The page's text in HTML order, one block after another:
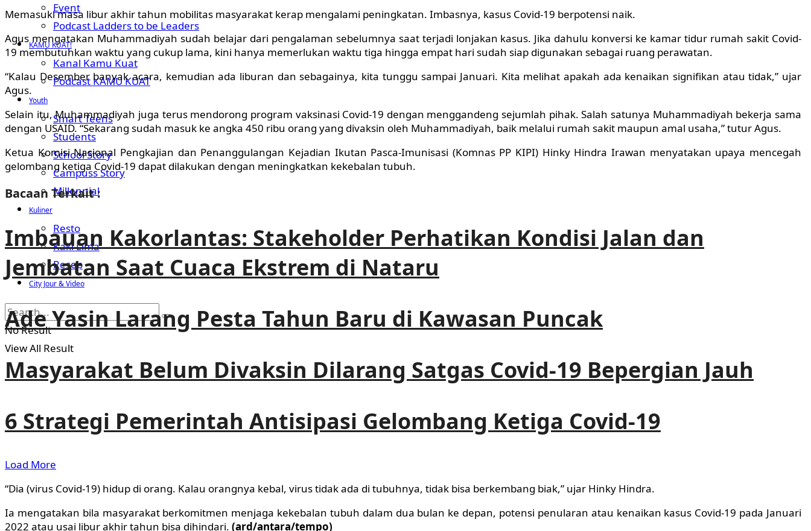
Event
Podcast Ladders to be Leaders
KAMU KUAT!
Kanal Kamu Kuat
Podcast KAMU KUAT
Youth
Smart Teens
Students
School Story
Campuss Story
Millennial
Kuliner
Resto
Kaki Lima
Resep
City Jour & Video
No Result
View All Result
Memasuki masa libur akhir tahun mobilitas masyarakat kerap mengalami peningkatan. Imbasnya, kasus Covid-19 berpotensi naik.
Agus mengatakan Muhammadiyah sudah belajar dari pengalaman sebelumnya saat terjadi lonjakan kasus. Jika dahulu konversi ke kamar tidur rumah sakit Covid-
19 membutuhkan waktu yang cukup lama, kini hanya memerlukan waktu tiga hingga empat hari sudah siap digunakan sebagai ruang perawatan.
“Kalau Desember banyak acara, kemudian ada liburan dan sebagainya, kita tunggu sampai Januari. Kita melihat apakah ada kenaikan signifikan atau tidak,” ujar
Agus.
Selain itu, Muhammadiyah juga terus mendorong program vaksinasi Covid-19 dengan menggandeng sejumlah pihak. Salah satunya Muhammadiyah bekerja sama
dengan USAID. “Sekarang sudah masuk ke angka 450 ribu orang yang divaksin oleh Muhammadiyah, baik melalui rumah sakit maupun amal usaha,” tutur Agus.
Ketua Komisi Nasional Pengkajian dan Penanggulangan Kejadian Ikutan Pasca-Imunisasi (Komnas PP KIPI) Hinky Hindra Irawan menyatakan upaya mencegah
gelombang ketiga Covid-19 dapat dilakukan dengan meningkatkan kekebalan tubuh.
Bacaan Terkait :
Imbauan Kakorlantas: Stakeholder Perhatikan Kondisi Jalan dan
Jembatan Saat Cuaca Ekstrem di Nataru
Ade Yasin Larang Pesta Tahun Baru di Kawasan Puncak
Masyarakat Belum Divaksin Dilarang Satgas Covid-19 Bepergian Jauh
6 Strategi Pemerintah Antisipasi Gelombang Ketiga Covid-19
Load More
“Dia (virus Covid-19) hidup di orang. Kalau orangnya kebal, virus tidak ada di tubuhnya, tidak bisa berkembang biak,” ujar Hinky Hindra.
Ia mengatakan bila masyarakat berkomitmen menjaga kekebalan tubuh dalam dua bulan ke depan, potensi penularan atau kenaikan kasus Covid-19 pada Januari
2022 atau usai libur akhir tahun bisa dihindari. (ard/antara/tempo)